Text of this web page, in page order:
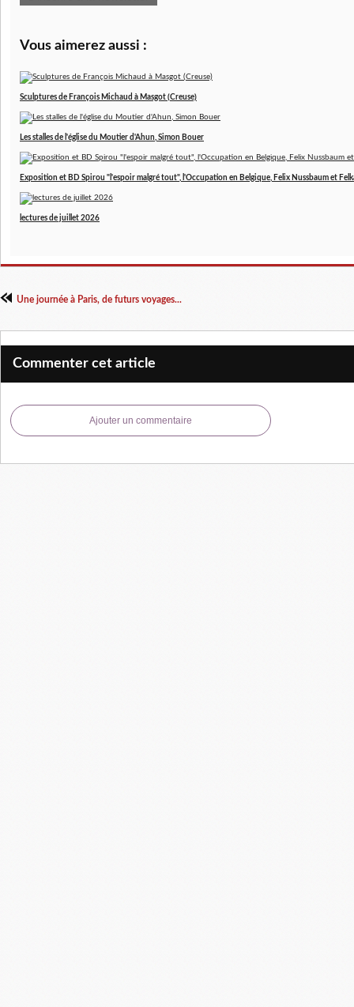
Vous aimerez aussi :
Sculptures de François Michaud à Masgot (Creuse)
Les stalles de l'église du Moutier d'Ahun, Simon Bouer
Exposition et BD Spirou "l'espoir malgré tout", l'Occupation en Belgique, Felix Nussbaum et
lectures de juillet 2026
Une journée à Paris, de futurs voyages...
Commenter cet article
Ajouter un commentaire